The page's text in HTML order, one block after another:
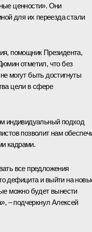
ценности». Они
для их переезда стали
помощник Президента,
отметил, что без
могут быть достигнуты
цели в сфере
индивидуальный подход
позволит нам
кадрами.
все предложения
дефицита и выйти на
можно будет вынести
– подчеркнул Алексей